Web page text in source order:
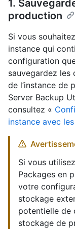
1.
production
Si vous
instance qui
configuration
sauvegardez
de l’instance de
Server Backup
consultez «
instance avec
Si vous
Packages en
votre
stockage
potentielle de
stockage de